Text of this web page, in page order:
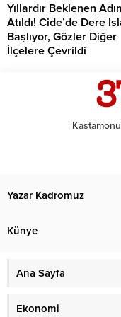
Yıllardır Beklenen
Atıldı! Cide’de Dere
Başlıyor, Gözler Diğer
İlçelere Çevrildi
Yazar Kadromuz
Künye
Ana Sayfa
Ekonomi